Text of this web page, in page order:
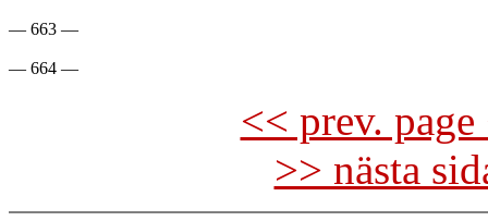
— 663 —
<< prev.
>> nästa